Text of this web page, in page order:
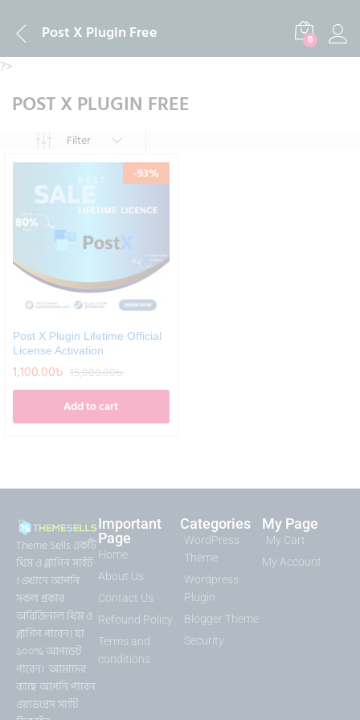
Post X Plugin Free 0
?>
POST X PLUGIN FREE
Filter
-93%
Post X Plugin Lifetime Official
License Activation
1,100.00৳ 15,000.00৳
Add to cart
Theme Sells একটি
থিম ও প্লাগিন সাইট
। এখানে আপনি
সকল প্রকার
অরিজিনাল থিম ও
প্লাগিন পাবেন। যা
১০০% আপডেট
পাবেন। আমাদের
কাছে আপনি পাবেন
ওয়াডপ্রেস সাইট
Important
Page
Home
About Us
Contact Us
Refound Policy
Terms and
conditions
Categories
WordPress
Theme
Wordpress
Plugin
Blogger Theme
Security
My Page
My Cart
My Account